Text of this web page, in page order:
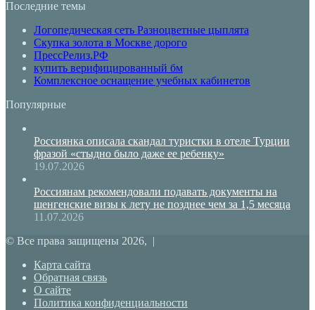
Последние темы
Логопедическая сеть Разноцветные цыплята
Скупка золота в Москве дорого
ПрессРелиз.РФ
купить верифицированный бм
Комплексное оснащение учебных кабинетов
Популярные
Россиянка описала скандал туристки в отеле Турции
фразой «стыдно было даже ее ребенку»
19.07.2026
Россиянам рекомендовали подавать документы на
шенгенские визы к лету не позднее чем за 1,5 месяца
11.07.2026
© Все права защищены 2026, |
Карта сайта
Обратная связь
О сайте
Политика конфиденциальности